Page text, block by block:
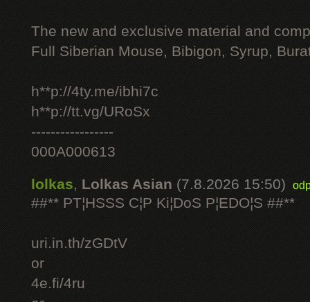
The new and exclusive material and
Full Siberian Mouse, Bibigon, Syrup,
h**p://4ty.me/ibhi7c
h**p://tt.vg/URoSx
-----------------
000A000613
lolkas, Lolkas Asian (7.8.2026 15:50)
##** PT¦HSSS C¦P Ki¦DoS P¦EDO¦S ##**
uri.in.th/zGDtV
or
4e.fi/4ru